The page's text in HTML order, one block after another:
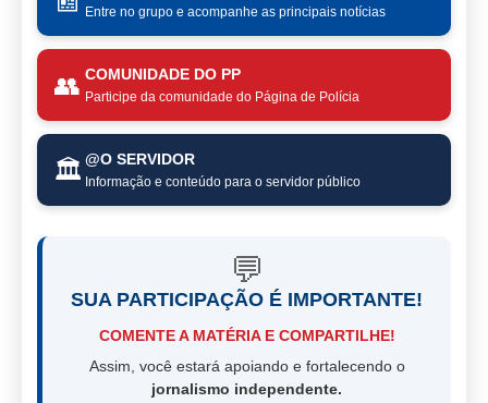
Entre no grupo e acompanhe as principais notícias
👥 COMUNIDADE DO PP
Participe da comunidade do Página de Polícia
🏛️ @O SERVIDOR
Informação e conteúdo para o servidor público
💬
SUA PARTICIPAÇÃO É IMPORTANTE!
COMENTE A MATÉRIA E COMPARTILHE!
Assim, você estará apoiando e fortalecendo o
jornalismo independente.